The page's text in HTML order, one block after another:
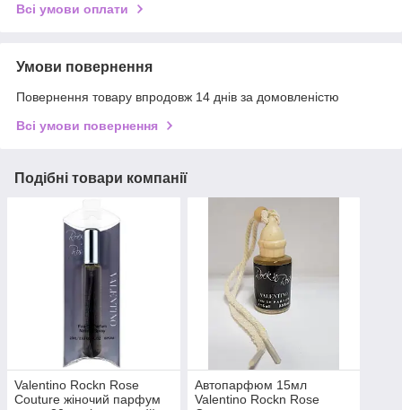
Всі умови оплати
Умови повернення
Повернення товару впродовж 14 днів за домовленістю
Всі умови повернення
Подібні товари компанії
Valentino Rockn Rose
Couture жіночий парфум
Автопарфюм 15мл
Valentino Rockn Rose